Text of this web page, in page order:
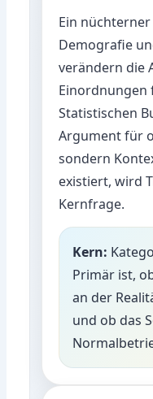
Ein
Demografie
verändern die
Einordnungen
Statistischen
Argument für
sondern
existiert, wird
Kernfrage.
Kern:
Primär ist,
an der
und ob das